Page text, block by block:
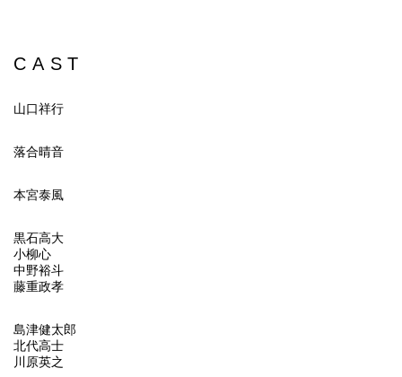
CAST
山口祥行
落合晴音
本宮泰風
黒石高大
小柳心
中野裕斗
藤重政孝
島津健太郎
北代高士
川原英之